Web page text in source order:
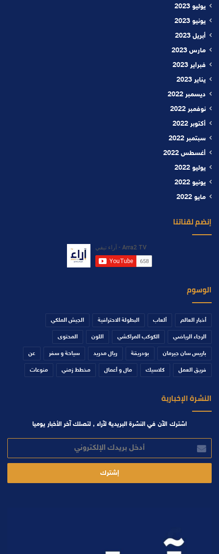
يوليو 2023
يونيو 2023
أبريل 2023
مارس 2023
فبراير 2023
يناير 2023
ديسمبر 2022
نوفمبر 2022
أكتوبر 2022
سبتمبر 2022
أغسطس 2022
يوليو 2022
يونيو 2022
مايو 2022
إنضم لقناتنا
الوسوم
أخبار العالم ألعاب البطولة الاحترافية الجيش الملكي
الرجاء الرياضي الكوكب المراكشي اللون المحتوى
باريس سان جيرمان بودريقة ريال مدريد سياحة و سفر عن
فريق العمل كلاسيك مال و أعمال مخطط زمني منوعات
النشرة الإخبارية
اشترك الآن في النشرة البريدية لآراء , لتصلك آخر الأخبار يوميا
بريدك
الإلكتروني